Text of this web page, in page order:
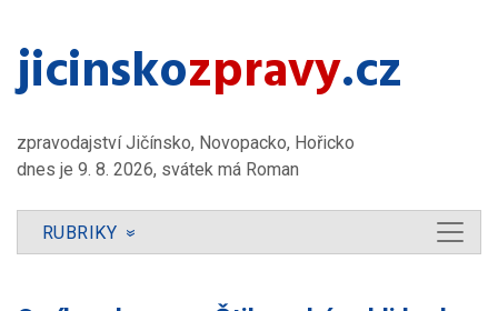
jicinsko​zpravy.cz
zpravodajství Jičínsko, Novopacko, Hořicko
dnes je 9. 8. 2026, svátek má Roman
RUBRIKY »